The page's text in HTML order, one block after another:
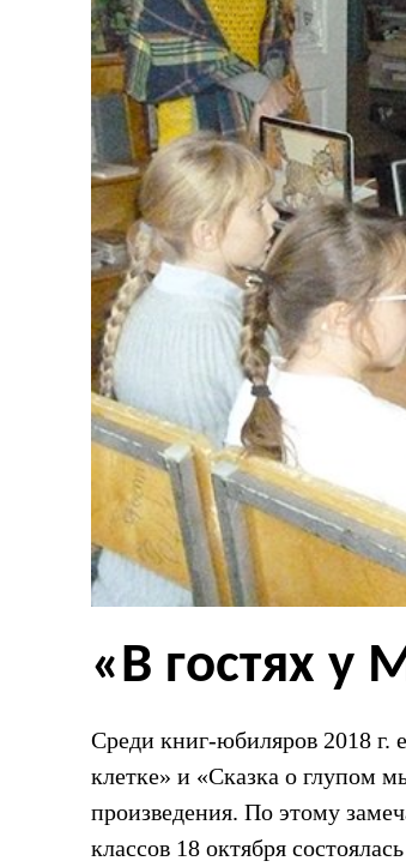
«В гостях у
Среди книг-юбиляров 2018 г.
клетке» и «Сказка о глупом
произведения. По этому
классов 18 октября